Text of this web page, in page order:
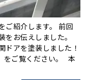
ご紹介します。 前回
をお伝えしました。
ドアを塗装しました！
をご覧ください。 本